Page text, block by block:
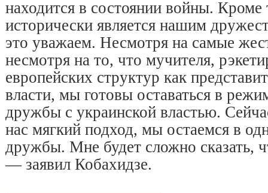
находится в состоянии войны. Кроме
исторически является нашим
это уважаем. Несмотря на самые
несмотря на то, что мучителя,
европейских структур как
власти, мы готовы оставаться в
дружбы с украинской властью.
нас мягкий подход, мы остаемся в
дружбы. Мне будет сложно сказать,
— заявил Кобахидзе.